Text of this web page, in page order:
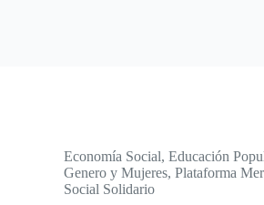
Economía Social, Educación
Genero y Mujeres, Plataforma
Social Solidario